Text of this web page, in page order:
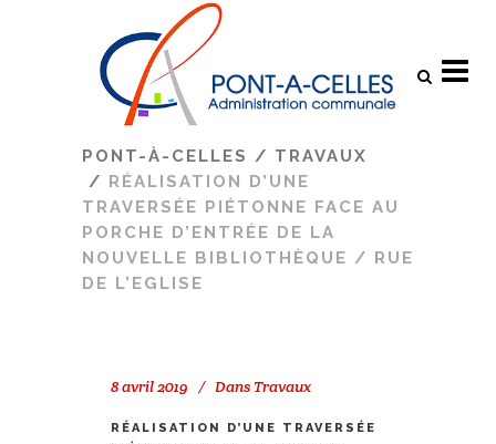
PONT-À-CELLES / TRAVAUX
/ RÉALISATION D’UNE
TRAVERSÉE PIÉTONNE FACE AU
PORCHE D’ENTRÉE DE LA
NOUVELLE BIBLIOTHÈQUE / RUE
DE L’EGLISE
8 avril 2019 Dans Travaux
RÉALISATION D’UNE TRAVERSÉE